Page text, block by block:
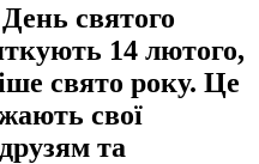
святого
14 лютого,
свято року. Це
свої
та